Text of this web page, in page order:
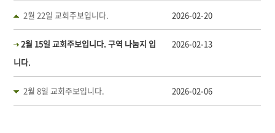
2월 22일 교회주보입니다. 2026-02-20
2월 15일 교회주보입니다. 구역 나눔지 입
니다.
2026-02-13
2월 8일 교회주보입니다. 2026-02-06